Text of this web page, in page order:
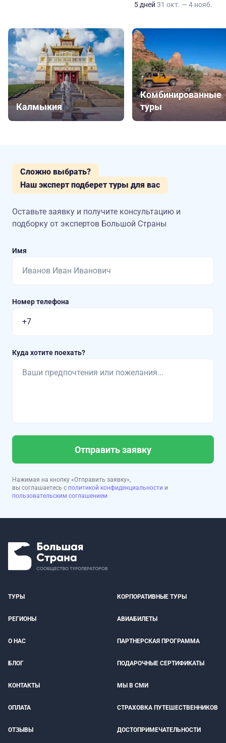
5 дней 31 окт. — 4 нояб.
Калмыкия
Комбинированные
туры
Сложно выбрать?
Наш эксперт подберет туры для вас
Оставьте заявку и получите консультацию и
подборку от экспертов Большой Страны
Имя
Номер телефона
Куда хотите поехать?
Отправить заявку
Нажимая на кнопку «Отправить заявку»,
вы соглашаетесь с политикой конфиденциальности и
пользовательским соглашением
ТУРЫ КОРПОРАТИВНЫЕ ТУРЫ
РЕГИОНЫ АВИАБИЛЕТЫ
О НАС ПАРТНЕРСКАЯ ПРОГРАММА
БЛОГ ПОДАРОЧНЫЕ СЕРТИФИКАТЫ
КОНТАКТЫ МЫ В СМИ
ОПЛАТА СТРАХОВКА ПУТЕШЕСТВЕННИКОВ
ОТЗЫВЫ ДОСТОПРИМЕЧАТЕЛЬНОСТИ